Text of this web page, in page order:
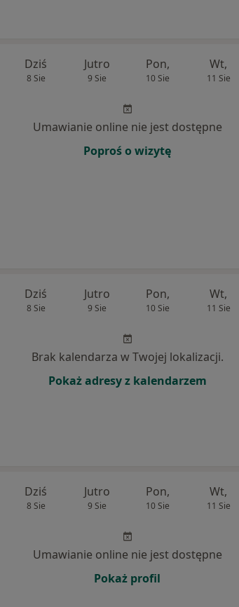
Dziś
8 Sie
Jutro
9 Sie
Pon,
10 Sie
Wt,
11 Sie
Umawianie online nie jest dostępne
Poproś o wizytę
Dziś
8 Sie
Jutro
9 Sie
Pon,
10 Sie
Wt,
11 Sie
Brak kalendarza w Twojej lokalizacji.
Pokaż adresy z kalendarzem
Dziś
8 Sie
Jutro
9 Sie
Pon,
10 Sie
Wt,
11 Sie
Umawianie online nie jest dostępne
Pokaż profil